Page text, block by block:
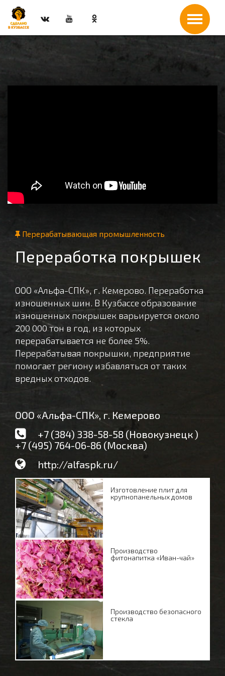
Перерабатывающая промышленность
Переработка покрышек
ООО «Альфа-СПК», г. Кемерово. Переработка
изношенных шин. В Кузбассе образование
изношенных покрышек варьируется около
200 000 тон в год, из которых
перерабатывается не более 5%.
Перерабатывая покрышки, предприятие
помогает региону избавляться от таких
вредных отходов.
ООО «Альфа-СПК», г. Кемерово
+7 (384) 338-58-58 (Новокузнецк )
+7 (495) 764-06-86 (Москва)
http://alfaspk.ru/
Изготовление плит для
крупнопанельных домов
Производство
фитонапитка «Иван-чай»
Производство безопасного
стекла